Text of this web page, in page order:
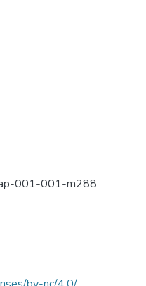
001-001-m288